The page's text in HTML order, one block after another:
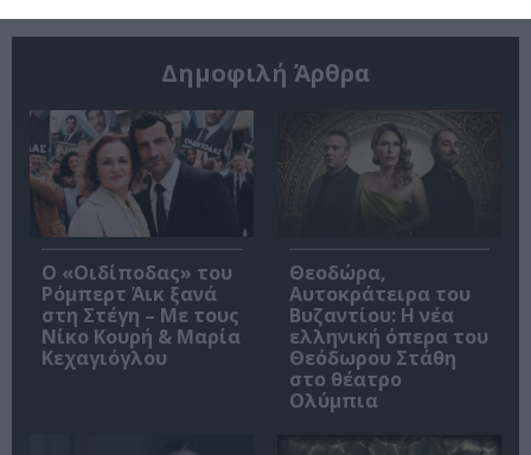
Δημοφιλή Άρθρα
O «Οιδίποδας» του
Ρόμπερτ Άικ ξανά
στη Στέγη – Με τους
Νίκο Κουρή & Μαρία
Κεχαγιόγλου
Θεοδώρα,
Αυτοκράτειρα του
Βυζαντίου: Η νέα
ελληνική όπερα του
Θεόδωρου Στάθη
στο θέατρο
Ολύμπια